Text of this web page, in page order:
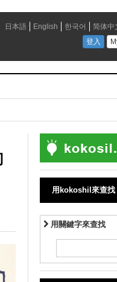
用kokoshil來查找
用關鍵字來查找